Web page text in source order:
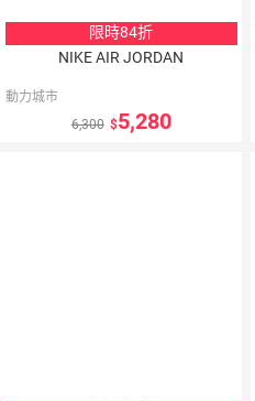
限時84折
NIKE AIR JORDAN
動力城市
6,300
5,280